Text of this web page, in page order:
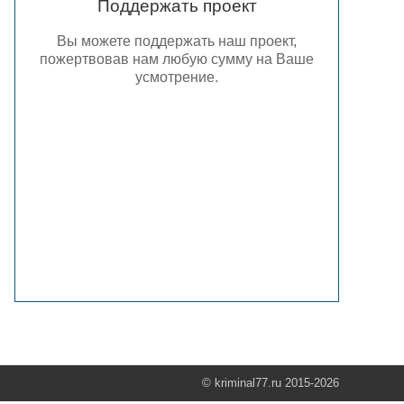
Поддержать проект
Вы можете поддержать наш проект,
пожертвовав нам любую сумму на Ваше
усмотрение.
© kriminal77.ru 2015-2026